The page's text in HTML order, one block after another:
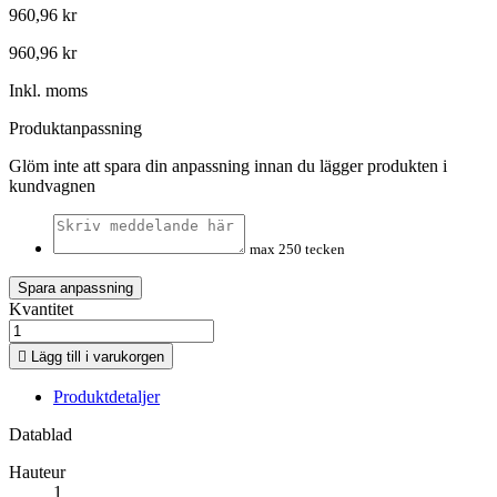
960,96 kr
960,96 kr
Inkl. moms
Produktanpassning
Glöm inte att spara din anpassning innan du lägger produkten i
kundvagnen
max 250 tecken
Spara anpassning
Kvantitet
 Lägg till i varukorgen
Produktdetaljer
Datablad
Hauteur
1